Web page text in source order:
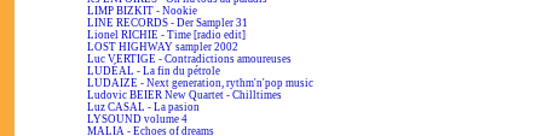
LIMP BIZKIT - Nookie
LINE RECORDS - Der Sampler 31
Lionel RICHIE - Time [radio edit]
LOST HIGHWAY sampler 2002
Luc VERTIGE - Contradictions amoureuses
LUDÉAL - La fin du pétrole
LUDAIZE - Next generation, rythm'n'pop music
Ludovic BEIER New Quartet - Chilltimes
Luz CASAL - La pasion
LYSOUND volume 4
MALIA - Echoes of dreams